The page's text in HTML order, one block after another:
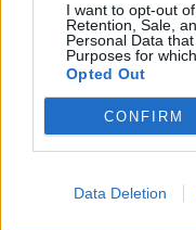
I want to opt-out
Retention, Sale,
Personal Data
Purposes for
Opted Out
CONFIRM
Data Deletion